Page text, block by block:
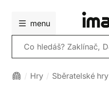
menu
Vyhledávání
Hry Sběratelské hry